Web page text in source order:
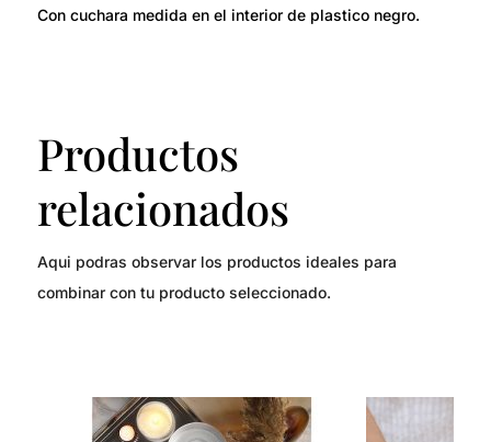
Con cuchara medida en el interior de plastico negro.
Productos
relacionados
Aqui podras observar los productos ideales para
combinar con tu producto seleccionado.